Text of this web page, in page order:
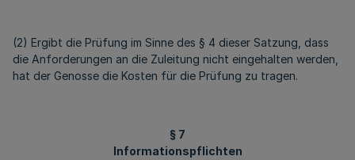
(2) Ergibt die Prüfung im Sinne des § 4 dieser Satzung, dass
die Anforderungen an die Zuleitung nicht eingehalten werden,
hat der Genosse die Kosten für die Prüfung zu tragen.
§ 7
Informationspflichten